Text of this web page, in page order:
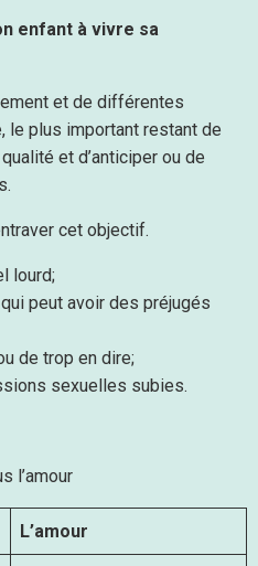
enfant à vivre sa
et de différentes
le plus important restant de
et d’anticiper ou de
cet objectif.
lourd;
peut avoir des préjugés
de trop en dire;
sexuelles subies.
l’amour
L’amour